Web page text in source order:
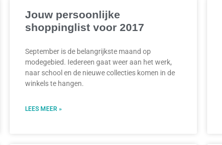
Jouw persoonlijke
shoppinglist voor 2017
September is de belangrijkste maand op
modegebied. Iedereen gaat weer aan het werk,
naar school en de nieuwe collecties komen in de
winkels te hangen.
LEES MEER »